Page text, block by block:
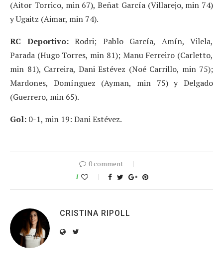
(Aitor Torrico, min 67), Beñat García (Villarejo, min 74)
y Ugaitz (Aimar, min 74).
RC Deportivo:Rodri; Pablo García, Amín, Vilela,
Parada (Hugo Torres, min 81); Manu Ferreiro (Carletto,
min 81), Carreira, Dani Estévez (Noé Carrillo, min 75);
Mardones, Domínguez (Ayman, min 75) y Delgado
(Guerrero, min 65).
Gol: 0-1, min 19: Dani Estévez.
0 comment
1
CRISTINA RIPOLL